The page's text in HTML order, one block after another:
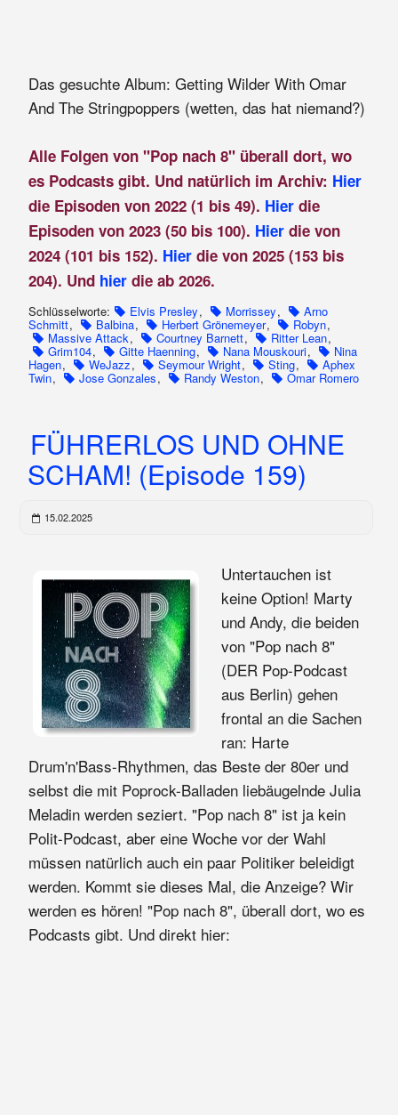
Das gesuchte Album: Getting Wilder With Omar
And The Stringpoppers (wetten, das hat niemand?)
Alle Folgen von "Pop nach 8" überall dort, wo
es Podcasts gibt. Und natürlich im Archiv: Hier
die Episoden von 2022 (1 bis 49). Hierdie
Episoden von 2023 (50 bis 100). Hier die von
2024 (101 bis 152). Hier die von 2025 (153 bis
204). Und hier die ab 2026.
Schlüsselworte: Elvis Presley, Morrissey, Arno
Schmitt, Balbina, Herbert Grönemeyer, Robyn,
Massive Attack, Courtney Barnett, Ritter Lean,
Grim104, Gitte Haenning, Nana Mouskouri, Nina
Hagen, WeJazz, Seymour Wright, Sting, Aphex
Twin, Jose Gonzales, Randy Weston, Omar Romero
FÜHRERLOS UND OHNE
SCHAM! (Episode 159)
15.02.2025
Untertauchen ist
keine Option! Marty
und Andy, die beiden
von "Pop nach 8"
(DER Pop-Podcast
aus Berlin) gehen
frontal an die Sachen
ran: Harte
Drum'n'Bass-Rhythmen, das Beste der 80er und
selbst die mit Poprock-Balladen liebäugelnde Julia
Meladin werden seziert. "Pop nach 8" ist ja kein
Polit-Podcast, aber eine Woche vor der Wahl
müssen natürlich auch ein paar Politiker beleidigt
werden. Kommt sie dieses Mal, die Anzeige? Wir
werden es hören! "Pop nach 8", überall dort, wo es
Podcasts gibt. Und direkt hier: